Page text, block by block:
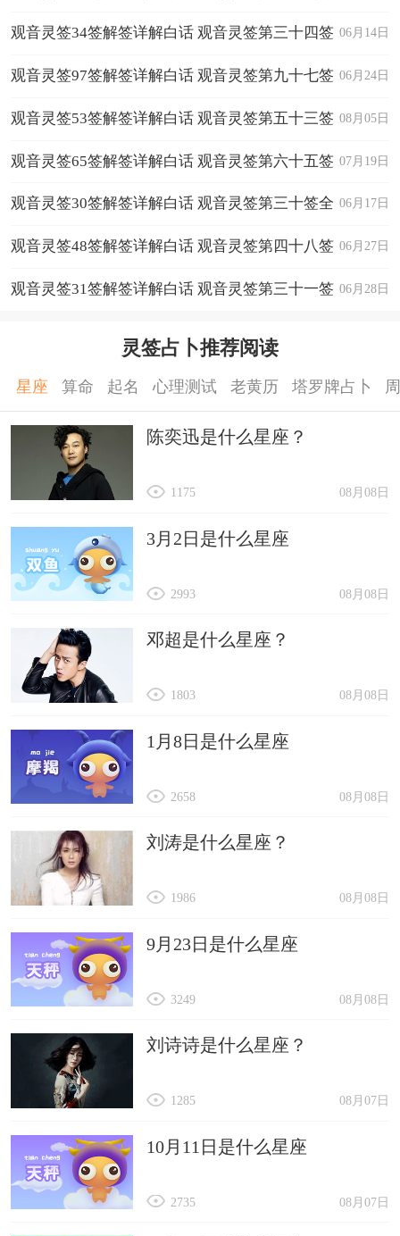
06月14日
观音灵签34签解签详解白话 观音灵签第三十四签
全解 06月24日
观音灵签97签解签详解白话 观音灵签第九十七签
全解 08月05日
观音灵签53签解签详解白话 观音灵签第五十三签
全解 07月19日
观音灵签65签解签详解白话 观音灵签第六十五签
全解 06月17日
观音灵签30签解签详解白话 观音灵签第三十签全
解 06月27日
观音灵签48签解签详解白话 观音灵签第四十八签
全解 06月28日
观音灵签31签解签详解白话 观音灵签第三十一签
灵签占卜推荐阅读
星座 算命 起名 心理测试 老黄历 塔罗牌占卜
陈奕迅是什么星座？
08月08日
1175
3月2日是什么星座
08月08日
2993
邓超是什么星座？
08月08日
1803
1月8日是什么星座
08月08日
2658
刘涛是什么星座？
08月08日
1986
9月23日是什么星座
08月08日
3249
刘诗诗是什么星座？
08月07日
1285
10月11日是什么星座
08月07日
2735